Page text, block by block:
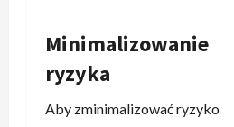
Minimalizowanie
ryzyka
Aby zminimalizować ryzyko